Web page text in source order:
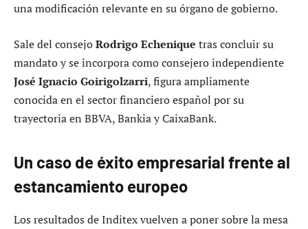
una modificación relevante en su órgano de gobierno.
Sale del consejoRodrigo Echenique tras concluir su
mandato y se incorpora como consejero independiente
José Ignacio Goirigolzarri, figura ampliamente
conocida en el sector financiero español por su
trayectoria en BBVA, Bankia y CaixaBank.
Un caso de éxito empresarial frente al
estancamiento europeo
Los resultados de Inditex vuelven a poner sobre la mesa